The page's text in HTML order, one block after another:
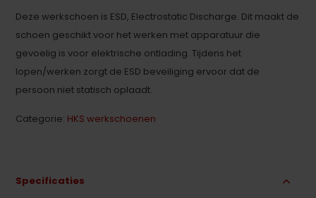
Deze werkschoen is ESD, Electrostatic Discharge. Dit maakt de
schoen geschikt voor het werken met apparatuur die
gevoelig is voor elektrische ontlading. Tijdens het
lopen/werken zorgt de ESD beveiliging ervoor dat de
persoon niet statisch oplaadt.
Categorie: HKS werkschoenen
Specificaties